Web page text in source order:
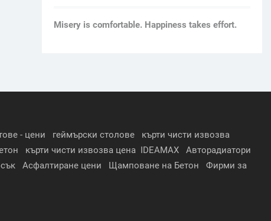
Мisery is comfortable. Happiness takes effort.
- цени геймърски столове
кърти чисти извозва
кърти чисти извозва цена IDEAMAX
Авторадиатори
Асфалтиране цени Щамповане на Бетон
Фирми за